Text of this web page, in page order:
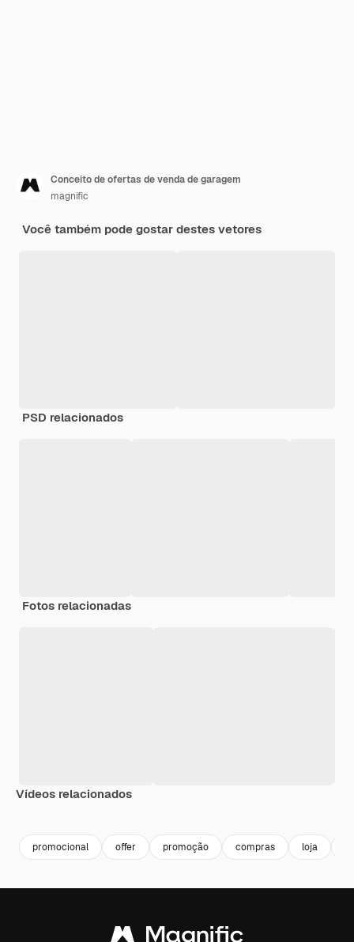
Conceito de ofertas de venda de garagem
magnific
Você também pode gostar destes vetores
PSD relacionados
Fotos relacionadas
Vídeos relacionados
promocional offer promoção compras loja